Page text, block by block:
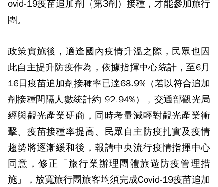
ovid-19疫苗追加劑（第3劑）接種，才能參加旅行
團。
政策實施後，適逢國內疫情升溫之際，民眾也因
此自主提升防疫作為，依據指揮中心統計，至6月
16日疫苗追加劑接種率已達68.9%（若以符合追加
劑接種間隔人數統計約 92.94%），交通部觀光局
經與觀光產業研商，同時考量減輕對觀光產業衝
擊、疫苗接種率提高、民眾自主防疫扎實及疫情
趨勢將逐漸緩和後，報請中央流行疫情指揮中心
同意，修正「旅行業辦理團體旅遊防疫管理措
施」，放寬旅行團旅客均須完成Covid-19疫苗追加